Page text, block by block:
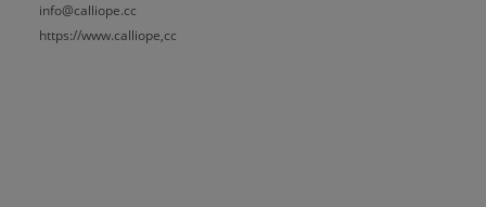
info@calliope.cc
https://www.calliope,cc